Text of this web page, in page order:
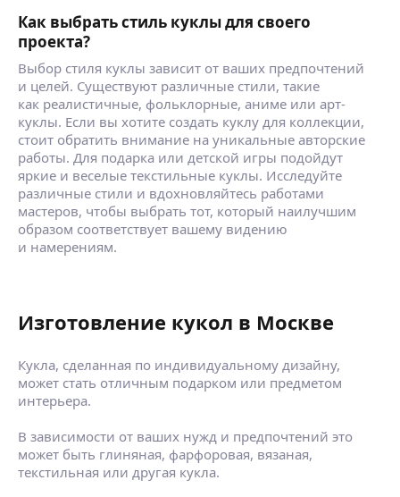
Как выбрать стиль куклы для своего
проекта?
Выбор стиля куклы зависит от ваших предпочтений
и целей. Существуют различные стили, такие
как реалистичные, фольклорные, аниме или арт-
куклы. Если вы хотите создать куклу для коллекции,
стоит обратить внимание на уникальные авторские
работы. Для подарка или детской игры подойдут
яркие и веселые текстильные куклы. Исследуйте
различные стили и вдохновляйтесь работами
мастеров, чтобы выбрать тот, который наилучшим
образом соответствует вашему видению
и намерениям.
Изготовление кукол в Москве
Кукла, сделанная по индивидуальному дизайну,
может стать отличным подарком или предметом
интерьера.
В зависимости от ваших нужд и предпочтений это
может быть глиняная, фарфоровая, вязаная,
текстильная или другая кукла.